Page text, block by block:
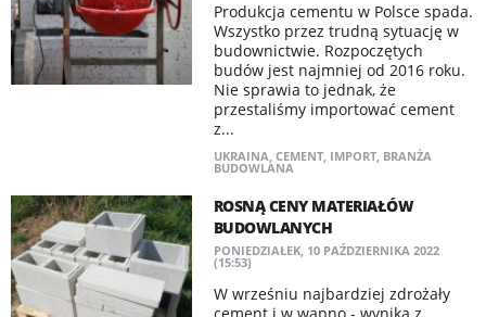
Produkcja cementu w Polsce spada.
Wszystko przez trudną sytuację w
budownictwie. Rozpoczętych
budów jest najmniej od 2016 roku.
Nie sprawia to jednak, że
przestaliśmy importować cement
z...
UKRAINA, CEMENT, IMPORT, BRANŻA
BUDOWLANA
ROSNĄ CENY MATERIAŁÓW
BUDOWLANYCH
PONIEDZIAŁEK, 10 PAŹDZIERNIKA 2022
(15:53)
W wrześniu najbardziej zdrożały